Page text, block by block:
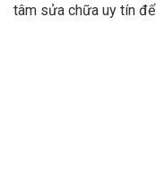
tâm sửa chữa uy tín